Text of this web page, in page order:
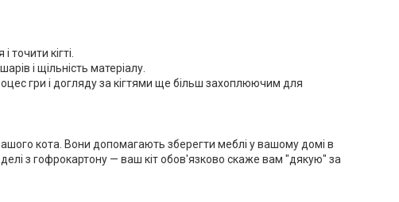
кігті.
і щільність матеріалу.
гри і догляду за кігтями ще більш захоплюючим для
кота. Вони допомагають зберегти меблі у вашому домі в
з гофрокартону — ваш кіт обов'язково скаже вам "дякую" за